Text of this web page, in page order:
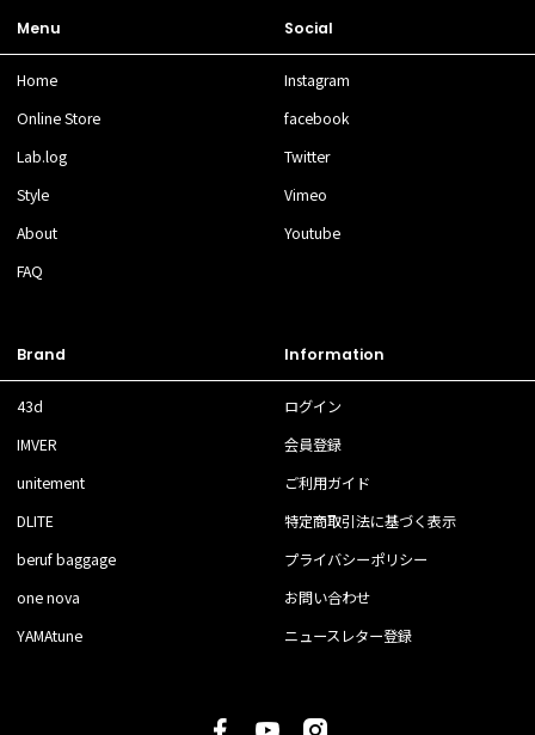
Menu
Home
Online Store
Lab.log
Style
About
FAQ
Brand
43d
IMVER
unitement
DLITE
beruf baggage
one nova
YAMAtune
Social
Instagram
facebook
Twitter
Vimeo
Youtube
Information
ログイン
会員登録
ご利用ガイド
特定商取引法に基づく表示
プライバシーポリシー
お問い合わせ
ニュースレター登録